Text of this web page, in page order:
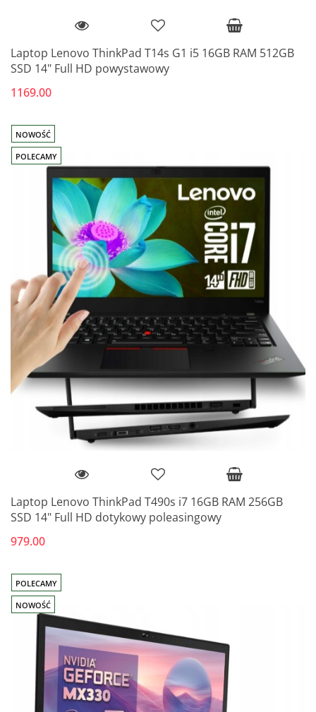
Laptop Lenovo ThinkPad T14s G1 i5 16GB RAM 512GB
SSD 14" Full HD powystawowy
1169.00
NOWOŚĆ
POLECAMY
Laptop Lenovo ThinkPad T490s i7 16GB RAM 256GB
SSD 14" Full HD dotykowy poleasingowy
979.00
POLECAMY
NOWOŚĆ